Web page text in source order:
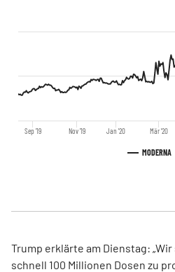
MODERNA
Sep '19 Nov '19 Jan '20 Mär '20
Trump erklärte am Dienstag:
schnell 100 Millionen Dosen zu